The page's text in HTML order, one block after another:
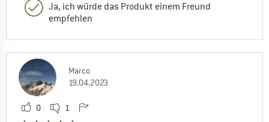
Ja, ich würde das Produkt einem Freund
empfehlen
Marco
19.04.2023
0 1